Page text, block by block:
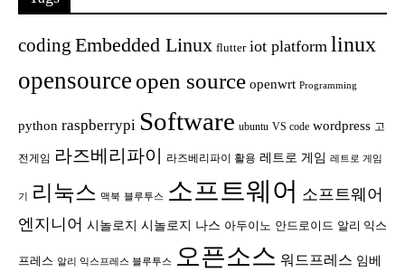
coding Embedded Linux flutter iot platform linux
opensource open source openwrt Programming
python raspberrypi Software ubuntu VS code wordpress 고
전게임 라즈베리파이 라즈베리파이 활용 레트로 게임 레트로 게임
기 리눅스 맥북 블루투스 소프트웨어 소프트웨어
엔지니어 시놀로지 시놀로지 나스 아두이노 안드로이드 알리 익스
프레스 알리 익스프레스 블루투스 오픈소스 워드프레스 임베